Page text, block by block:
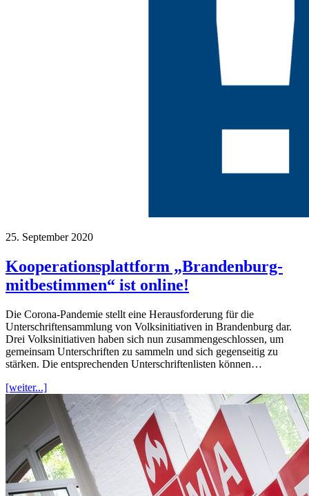
25. September 2020
Kooperationsplattform „Brandenburg-
mitbestimmen“ ist online!
Die Corona-Pandemie stellt eine Herausforderung für die
Unterschriftensammlung von Volksinitiativen in Brandenburg dar.
Drei Volksinitiativen haben sich nun zusammengeschlossen, um
gemeinsam Unterschriften zu sammeln und sich gegenseitig zu
stärken. Die entsprechenden Unterschriftenlisten können…
[weiter...]